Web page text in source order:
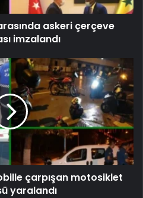
askeri çerçeve
imzalandı
çarpışan motosiklet
yaralandı